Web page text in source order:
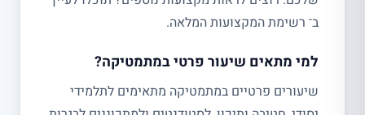
ב־ רשימת המקצועות המלאה.
למי מתאים שיעור פרטי במתמטיקה?
שיעורים פרטיים במתמטיקה מתאימים לתלמידי